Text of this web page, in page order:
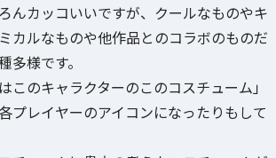
んカッコいいですが、クールなものやキ
カルなものや他作品とのコラボのものだ
多様です。
このキャラクターのこのコスチューム」
プレイヤーのアイコンになったりもして